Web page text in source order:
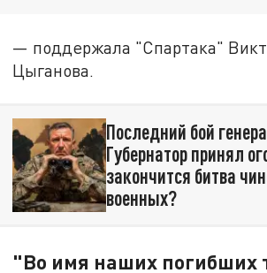
— поддержала "Спартака"
Цыганова.
Последний бой
Губернатор принял
закончится битва
военных?
"Во имя наших погибших